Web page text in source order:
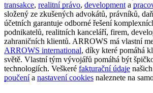
transakce, realitní právo, development a
složený ze zkušených advokátů, právníků,
účetních garantuje odborné řešení
podnikatelů, realitních kanceláří, firem,
zahraničních klientů. ARROWS má vlastní
ARROWS international, díky které pomáhá
světě. Vlastní tým vývojářů pomáhá být
technologiích. Veškeré fakturační údaje
poučenía nastavení cookies naleznete na